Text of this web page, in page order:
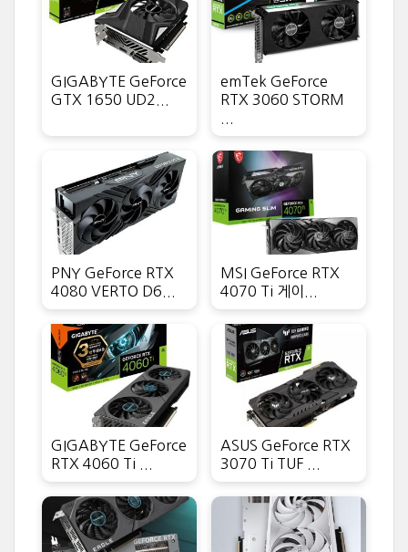
GIGABYTE GeForce
GTX 1650 UD2...
emTek GeForce
RTX 3060 STORM
PNY GeForce RTX
4080 VERTO D6...
MSI GeForce RTX
4070 Ti 게이...
GIGABYTE GeForce
RTX 4060 Ti ...
ASUS GeForce RTX
3070 Ti TUF ...